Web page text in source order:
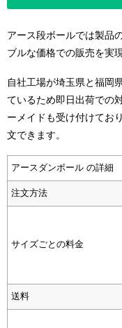
アース段ボールでは製品
ブルな価格での販売を実
自社工場が埼玉県と福岡
ているため即日出荷での
ーメイドも受け付けてお
文できます。
アースダンボール の詳細
注文方法
サイズごとの料金
送料